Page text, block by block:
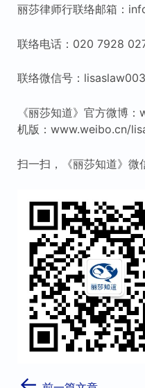
丽莎律师行联络邮箱：
联络电话：020 7928
联络微信号：lisaslaw003
《丽莎知道》官方微博
机版：www.weibo.cn/
扫一扫，《丽莎知道》微